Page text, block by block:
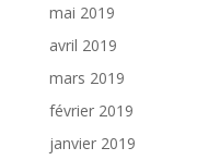
mai 2019
avril 2019
mars 2019
février 2019
janvier 2019